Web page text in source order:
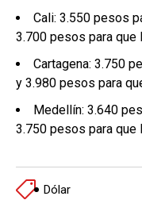
Cali: 3.550 pesos
3.700 pesos para que
Cartagena: 3.750
y 3.980 pesos para
Medellín: 3.640
3.750 pesos para que
Dólar